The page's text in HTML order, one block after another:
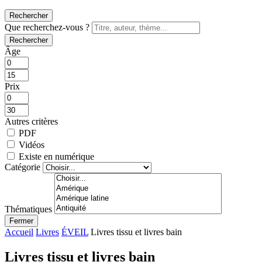
Rechercher
Que recherchez-vous ?
Rechercher
Âge
Prix
Autres critères
PDF
Vidéos
Existe en numérique
Catégorie
Thématiques
Fermer
Accueil Livres ÉVEIL Livres tissu et livres bain
Livres tissu et livres bain